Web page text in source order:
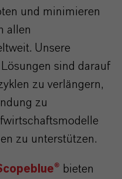
und minimieren
allen
Unsere
sind darauf
zu verlängern,
zu
zu unterstützen.
bieten